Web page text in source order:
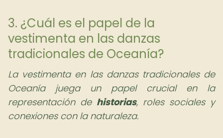
3. ¿Cuál es el papel de la
vestimenta en las danzas
tradicionales de Oceanía?
La vestimenta en las danzas tradicionales de
Oceanía juega un papel crucial en la
representación de historias, roles sociales y
conexiones con la naturaleza.